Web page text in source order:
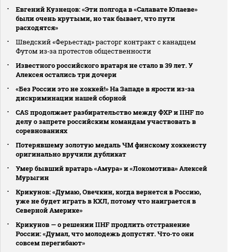
Евгений Кузнецов: «Эти полгода в «Салавате Юлаеве»
были очень крутыми, но так бывает, что пути
расходятся»
Шведский «Ферьестад» расторг контракт с канадцем
Футом из‑за протестов общественности
Известного российского вратаря не стало в 39 лет. У
Алексея остались три дочери
«Без России это не хоккей!» На Западе в ярости из-за
дискриминации нашей сборной
CAS продолжает разбирательство между ФХР и IIHF по
делу о запрете российским командам участвовать в
соревнованиях
Потерявшему золотую медаль ЧМ финскому хоккеисту
оригинально вручили дубликат
Умер бывший вратарь «Амура» и «Локомотива» Алексей
Мурыгин
Крикунов: «Думаю, Овечкин, когда вернется в Россию,
уже не будет играть в КХЛ, потому что наиграется в
Северной Америке»
Крикунов — о решении IIHF продлить отстранение
России: «Думал, что молодежь допустят. Что‑то они
совсем перегибают»